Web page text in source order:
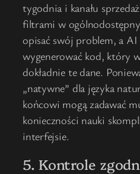
tygodnia i kanału
filtrami w
opisać swój problem, a
wygenerować kod, który
dokładnie te dane.
„natywne” dla języka
końcowi mogą zadawać
konieczności nauki
interfejsie.
5. Kontrole